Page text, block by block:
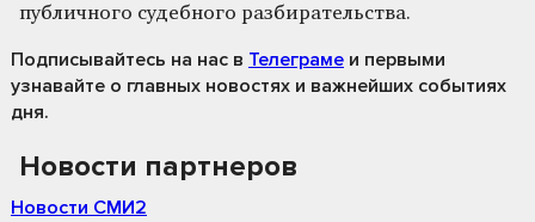
публичного судебного разбирательства.
Подписывайтесь на нас в Телеграме и первыми
узнавайте о главных новостях и важнейших событиях
дня.
Новости партнеров
Новости СМИ2